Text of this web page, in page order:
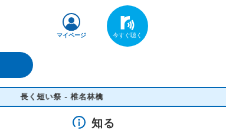
マイページ
長く短い祭 - 椎名林檎
知る